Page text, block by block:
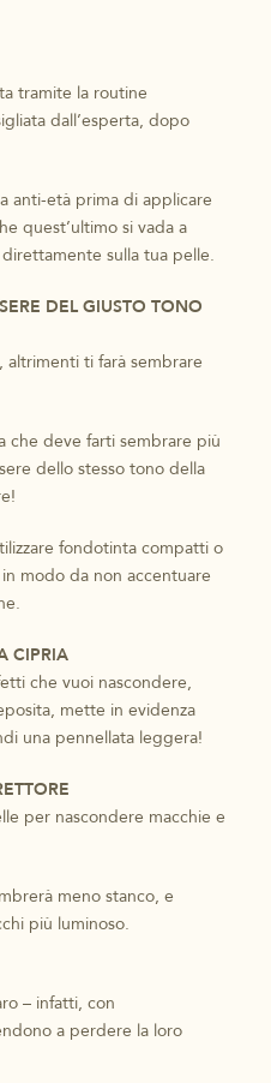
tramite la routine
dall’esperta, dopo
anti-età prima di applicare
quest’ultimo si vada a
sulla tua pelle.
DEL GIUSTO TONO
ti farà sembrare
che deve farti sembrare più
dello stesso tono della
fondotinta compatti o
modo da non accentuare
CIPRIA
che vuoi nascondere,
mette in evidenza
una pennellata leggera!
per nascondere macchie e
meno stanco, e
più luminoso.
– infatti, con
a perdere la loro